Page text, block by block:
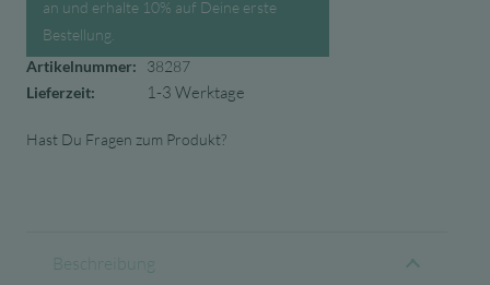
an und erhalte 10% auf Deine erste
Bestellung.
Artikelnummer:
38287
Lieferzeit:
1-3 Werktage
Hast Du Fragen zum Produkt?
Beschreibung